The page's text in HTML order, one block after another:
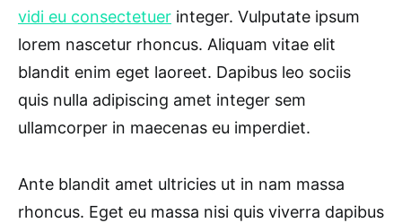
vidi eu consectetuer integer. Vulputate ipsum
lorem nascetur rhoncus. Aliquam vitae elit
blandit enim eget laoreet. Dapibus leo sociis
quis nulla adipiscing amet integer sem
ullamcorper in maecenas eu imperdiet.
Ante blandit amet ultricies ut in nam massa
rhoncus. Eget eu massa nisi quis viverra dapibus